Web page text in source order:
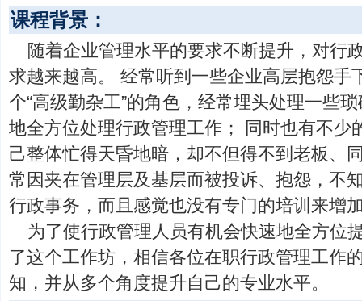
课程背景：
随着企业管理水平的要求不断提升，对行
求越来越高。 经常听到一些企业高层抱怨手
个“高级勤杂工”的角色，经常埋头处理一些
地全方位处理行政管理工作； 同时也有不少
己整体忙得天昏地暗，却不但得不到老板、
常因夹在管理层及基层而被投诉、抱怨，不
行政事务，而且感觉也没有专门的培训来增
为了使行政管理人员有机会快速地全方位
了这个工作坊，相信各位在职行政管理工作
知，并从多个角度提升自己的专业水平。